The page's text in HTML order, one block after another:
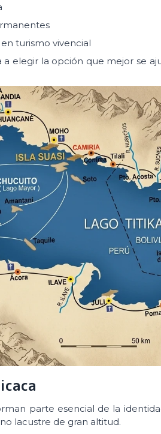
turismo vivencial
elegir la opción que mejor se
parte esencial de la
lacustre de gran altitud.